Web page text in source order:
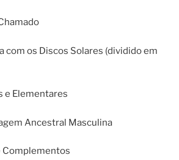
com os Discos Solares (dividido em
e Elementares
Ancestral Masculina
Complementos